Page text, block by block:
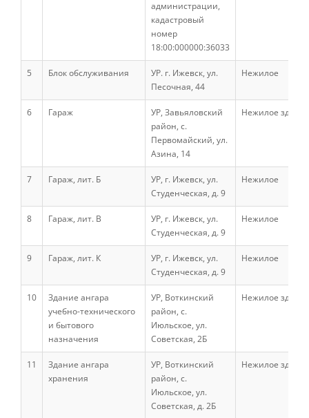
Зарубежные стипендиальные
Гордость университета
Кадры в АПК
О федеральном проекте "Кадры в АПК"
Документы
администрации,
кадастровый
номер
18:00:000000:36033
5 Блок обслуживания
УР. г. Ижевск, ул.
Песочная, 44
Нежилое
6 Гараж
УР, Завьяловский
район, с.
Первомайский, ул.
Азина, 14
Нежилое
7 Гараж, лит. Б
УР, г. Ижевск, ул.
Студенческая, д. 9
Нежилое
8 Гараж, лит. В
УР, г. Ижевск, ул.
Студенческая, д. 9
Нежилое
9 Гараж, лит. К
УР, г. Ижевск, ул.
Студенческая, д. 9
Нежилое
10
Здание ангара
учебно-технического
и бытового
назначения
УР, Воткинский
район, с.
Июльское, ул.
Советская, 2Б
Нежилое
11
Здание ангара
хранения
УР, Воткинский
район, с.
Июльское, ул.
Советская, д. 2Б
Нежилое